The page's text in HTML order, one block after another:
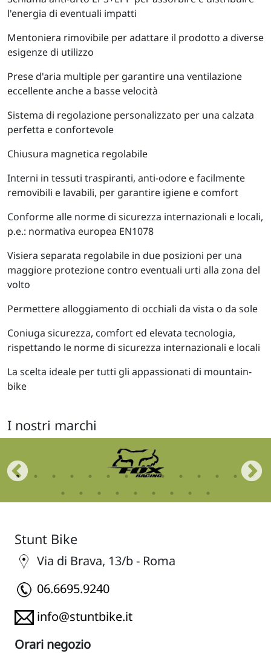
l'energia di eventuali impatti
Mentoniera rimovibile per adattare il prodotto a diverse
esigenze di utilizzo
Prese d'aria multiple per garantire una ventilazione
eccellente anche a basse velocità
Sistema di regolazione personalizzato per una calzata
perfetta e confortevole
Chiusura magnetica regolabile
Interni in tessuti traspiranti, anti-odore e facilmente
removibili e lavabili, per garantire igiene e comfort
Conforme alle norme di sicurezza internazionali e locali,
p.e.: normativa europea EN1078
Visiera separata regolabile in due posizioni per una
maggiore protezione contro eventuali urti alla zona del
volto
Permettere alloggiamento di occhiali da vista o da sole
Coniuga sicurezza, comfort ed elevata tecnologia,
rispettando le norme di sicurezza internazionali e locali
La scelta ideale per tutti gli appassionati di mountain-
bike
I nostri marchi
Stunt Bike
Via di Brava, 13/b - Roma
06.6695.9240
info@stuntbike.it
Orari negozio